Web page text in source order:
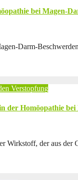
bei Magen-
Darm-
Verstopfung
der Homöopathie
Wirkstoff, der aus